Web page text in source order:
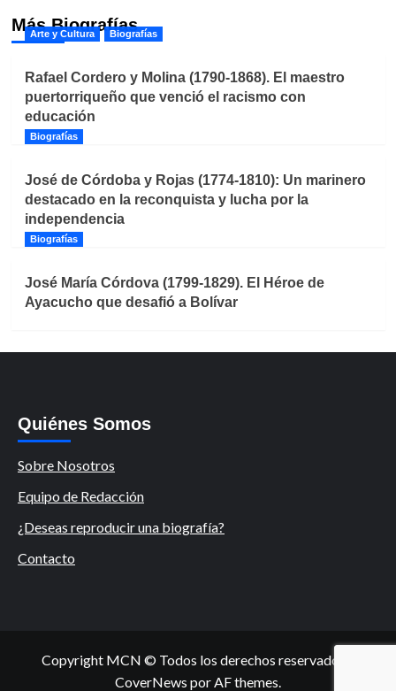
Más Biografías
Arte y Cultura Biografías
Rafael Cordero y Molina (1790-1868). El maestro
puertorriqueño que venció el racismo con
educación
Biografías
José de Córdoba y Rojas (1774-1810): Un marinero
destacado en la reconquista y lucha por la
independencia
Biografías
José María Córdova (1799-1829). El Héroe de
Ayacucho que desafió a Bolívar
Quiénes Somos
Sobre Nosotros
Equipo de Redacción
¿Deseas reproducir una biografía?
Contacto
Copyright MCN © Todos los derechos reservados.
CoverNews por AF themes.